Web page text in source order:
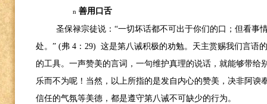
n 善用口舌
圣保禄宗徒说：“一切坏话都不可出于你们的口；但看事
处。” (弗 4 ：29)
这是第八诫积极的劝勉。天主赏赐我们言语
的工具。一声赞美的言词，一句维护真理的说话，就能够带给
乐而不为呢！当然，以上所指的是发自内心的赞美，决非阿谀
信任的气氛等美德，都是遵守第八诫不可缺少的行为。